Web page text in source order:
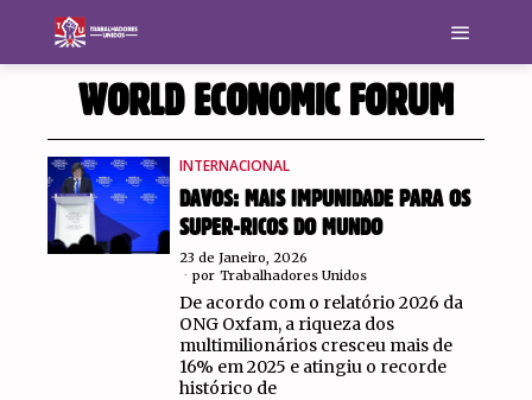
WORLD ECONOMIC FORUM
INTERNACIONAL
DAVOS: MAIS IMPUNIDADE PARA OS
SUPER-RICOS DO MUNDO
23 de Janeiro, 2026
por Trabalhadores Unidos
De acordo com o relatório 2026 da
ONG Oxfam, a riqueza dos
multimilionários cresceu mais de
16% em 2025 e atingiu o recorde
histórico de